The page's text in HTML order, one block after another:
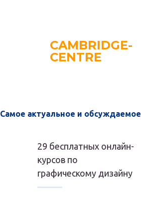
CAMBRIDGE-
CENTRE
Самое актуальное и обсуждаемое
29 бесплатных онлайн-
курсов по
графическому дизайну